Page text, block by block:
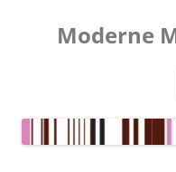
inhoudModerne